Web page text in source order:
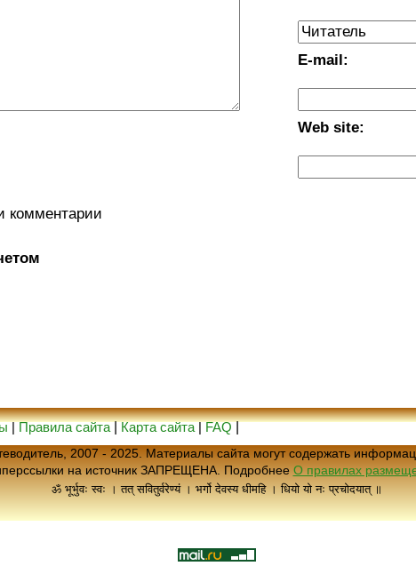
E-mail:
Web site:
комментарии
|Правила сайта|Карта сайта|FAQ|
2007 - 2025. Материалы сайта могут содержать
на источник ЗАПРЕЩЕНА. Подробнее О правилах
ॐ भूर्भुवः स्वः । तत् सवितुर्वरेण्यं । भर्गो देवस्य धीमहि । धियो यो नः प्रचोदयात् ॥